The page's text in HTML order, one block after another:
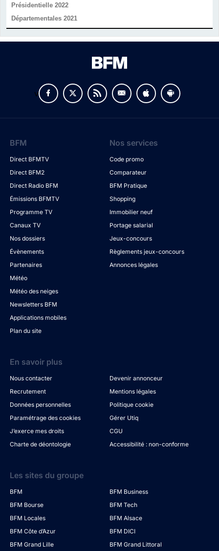
Présidentielle 2022
Départementales 2021
v
BFM
Direct BFMTV
Direct BFM2
Direct Radio BFM
Émissions BFMTV
Programme TV
Canaux TV
Nos dossiers
Évènements
Partenaires
Météo
Météo des neiges
Newsletters BFM
Applications mobiles
Plan du site
Nos services
Code promo
Comparateur
BFM Pratique
Shopping
Immobilier neuf
Portage salarial
Jeux-concours
Règlements jeux-concours
Annonces légales
En savoir plus
Nous contacter
Devenir annonceur
Recrutement
Mentions légales
Données personnelles
Politique cookie
Paramétrage des cookies
Gérer Utiq
J’exerce mes droits
CGU
Charte de déontologie
Accessibilité : non-conforme
Les sites du groupe
BFM
BFM Business
BFM Bourse
BFM Tech
BFM Locales
BFM Alsace
BFM Côte d’Azur
BFM DICI
BFM Grand Lille
BFM Grand Littoral